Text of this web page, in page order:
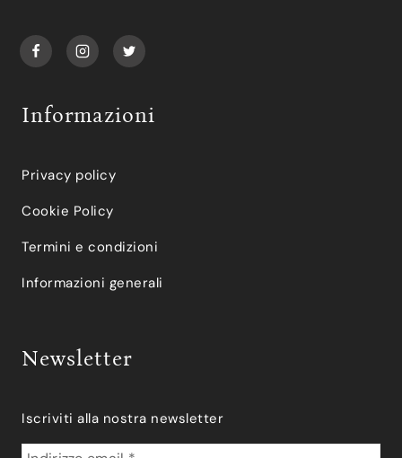
Informazioni
Privacy policy
Cookie Policy
Termini e condizioni
Informazioni generali
Newsletter
Iscriviti alla nostra newsletter